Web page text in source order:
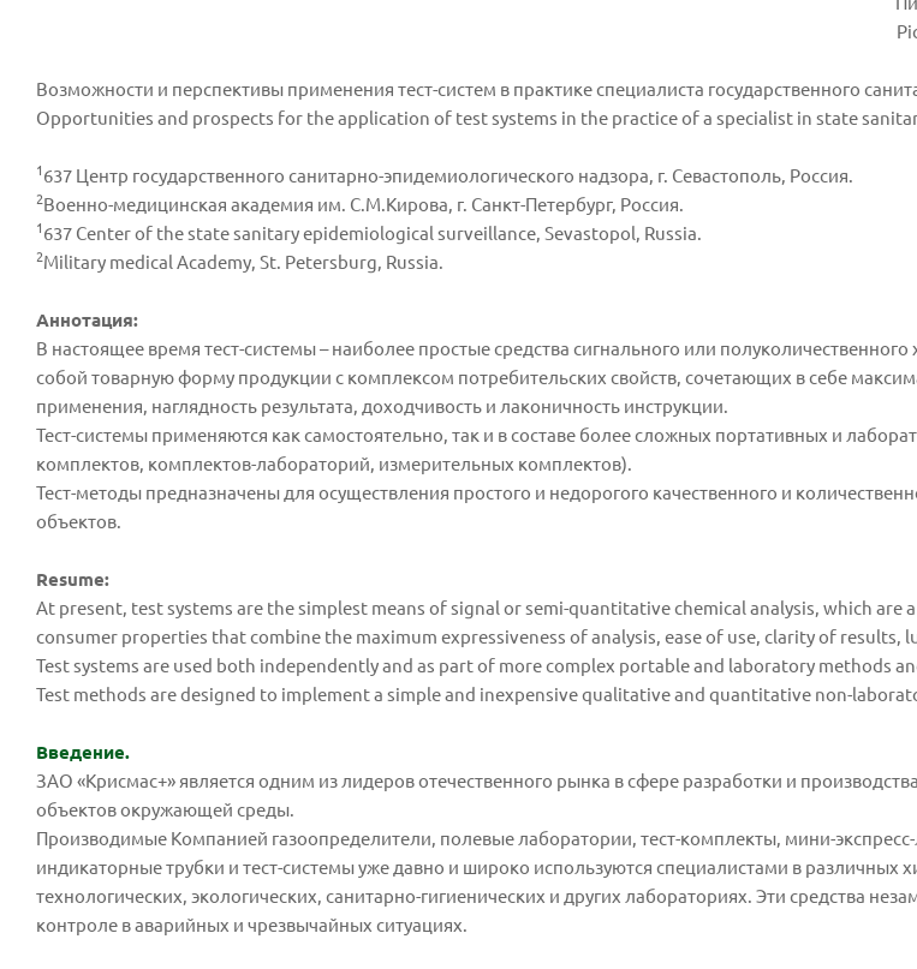
Возможности и перспективы применения тест-систем в практике специалиста государственного
Opportunities and prospects for the application of test systems in the practice of a specialist in state
1637 Центр государственного санитарно-эпидемиологического надзора, г. Севастополь, Россия.
2Военно-медицинская академия им. С.М.Кирова, г. Санкт-Петербург, Россия.
1637 Center of the state sanitary epidemiological surveillance, Sevastopol, Russia.
2Military medical Academy, St. Petersburg, Russia.
Аннотация:
В настоящее время тест-системы – наиболее простые средства сигнального или
собой товарную форму продукции с комплексом потребительских свойств, сочетающих в себе
применения, наглядность результата, доходчивость и лаконичность инструкции.
Тест-системы применяются как самостоятельно, так и в составе более сложных портативных и
комплектов, комплектов-лабораторий, измерительных комплектов).
Тест-методы предназначены для осуществления простого и недорогого качественного и
объектов.
Resume:
At present, test systems are the simplest means of signal or semi-quantitative chemical analysis, which
consumer properties that combine the maximum expressiveness of analysis, ease of use, clarity of results,
Test systems are used both independently and as part of more complex portable and laboratory methods
Test methods are designed to implement a simple and inexpensive qualitative and quantitative non-
Введение.
ЗАО «Крисмас+» является одним из лидеров отечественного рынка в сфере разработки и
объектов окружающей среды.
Производимые Компанией газоопределители, полевые лаборатории, тест-комплекты, мини-
индикаторные трубки и тест-системы уже давно и широко используются специалистами в различных
технологических, экологических, санитарно-гигиенических и других лабораториях. Эти средства
контроле в аварийных и чрезвычайных ситуациях.